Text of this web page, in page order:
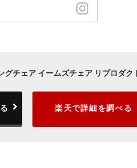
グチェア イームズチェア リプロダク
楽天で詳細を調べる